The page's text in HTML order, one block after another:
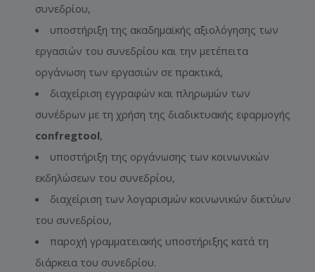
συνεδρίου,
υποστήριξη της ακαδημαϊκής αξιολόγησης των
εργασιών του συνεδρίου και την μετέπειτα
οργάνωση των εργασιών σε πρακτικά,
διαχείριση εγγραφών και πληρωμών των
συνέδρων με τη χρήση της διαδικτυακής εφαρμογής
confregtool,
υποστήριξη της οργάνωσης των κοινωνικών
εκδηλώσεων του συνεδρίου,
διαχείριση των λογαρισμών κοινωνικών δικτύων
του συνεδρίου,
παροχή γραμματειακής υποστήριξης κατά τη
διάρκεια του συνεδρίου.